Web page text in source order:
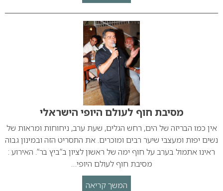
מסיבת חוף לעולם היופי הישראלי
אין כמו הבריזה של הים, רחש הגלים, שעת ערב, ניחוחות ומראות של
נשים יפות ומעצבי שיער רבים ומוכרים. את התסריט הזה ובמינון גבוה
ראינו אתמול בערב על חוף ימה של ראשון לציון ב”ביץ בר”. האירוע :
מסיבת חוף לעולם היופי…
המשך קריאה